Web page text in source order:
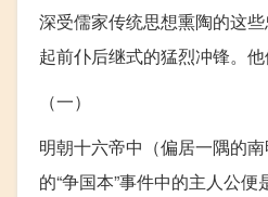
深受儒家传统思想熏陶的这
起前仆后继式的猛烈冲锋。
（一）
明朝十六帝中（偏居一隅的
的“争国本”事件中的主人公